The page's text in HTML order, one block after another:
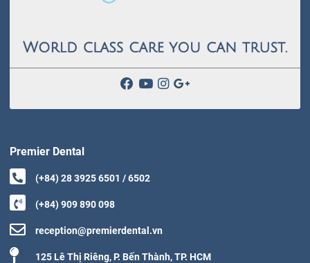
Premier Dental
(+84) 28 3925 6501 / 6502
(+84) 909 890 098
reception@premierdental.vn
125 Lê Thị Riêng, P. Bến Thành, TP. HCM